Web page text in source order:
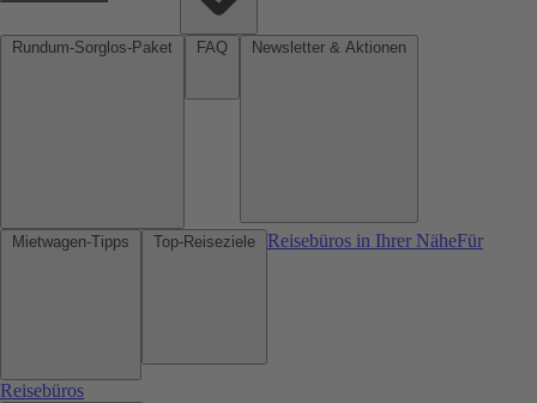
Reisebüros in Ihrer NäheFür
Reisebüros